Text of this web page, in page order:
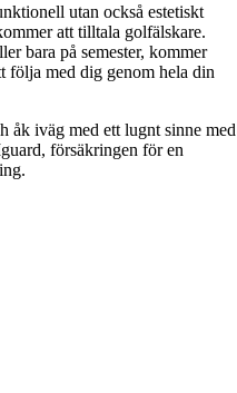
utan också estetiskt
att tilltala golfälskare.
bara på semester, kommer
följa med dig genom hela din
åk iväg med ett lugnt sinne med
försäkringen för en